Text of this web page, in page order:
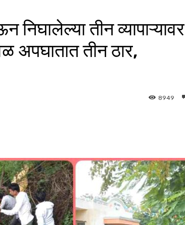
तीन व्यापाऱ्यावर
अपघातात तीन ठार,
8949